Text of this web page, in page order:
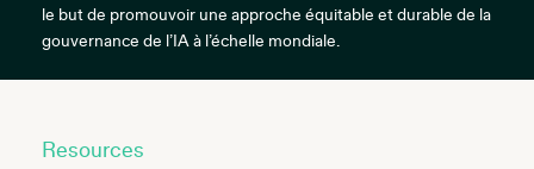
le but de promouvoir une approche équitable et durable de la
gouvernance de l’IA à l’échelle mondiale.
Resources